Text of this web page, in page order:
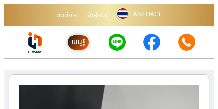
ติดต่อเรา เข้าสู่ระบบ LANGUAGE
เมนู